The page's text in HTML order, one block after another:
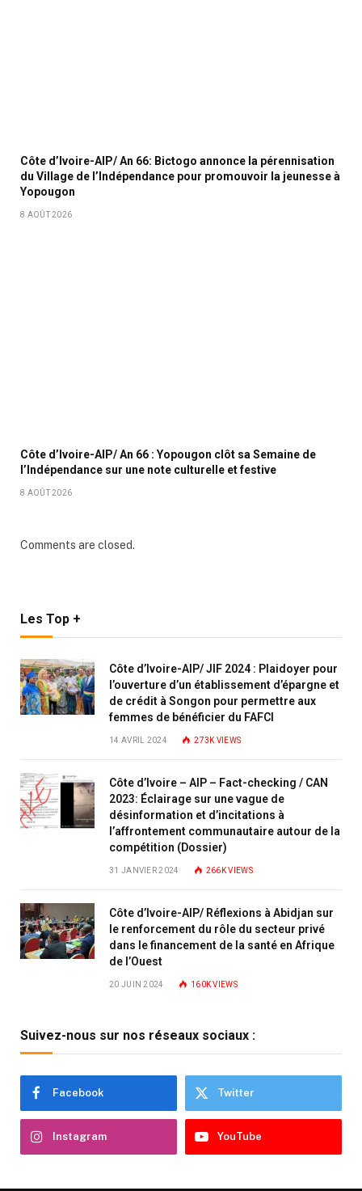
Côte d’Ivoire-AIP/ An 66: Bictogo annonce la pérennisation
du Village de l’Indépendance pour promouvoir la jeunesse à
Yopougon
8 AOÛT 2026
Côte d’Ivoire-AIP/ An 66 : Yopougon clôt sa Semaine de
l’Indépendance sur une note culturelle et festive
8 AOÛT 2026
Comments are closed.
Les Top +
Côte d’Ivoire-AIP/ JIF 2024 : Plaidoyer pour
l’ouverture d’un établissement d’épargne et
de crédit à Songon pour permettre aux
femmes de bénéficier du FAFCI
14 AVRIL 2024 273KVIEWS
Côte d’Ivoire – AIP – Fact-checking / CAN
2023: Éclairage sur une vague de
désinformation et d’incitations à
l’affrontement communautaire autour de la
compétition (Dossier)
31 JANVIER 2024 266KVIEWS
Côte d’Ivoire-AIP/ Réflexions à Abidjan sur
le renforcement du rôle du secteur privé
dans le financement de la santé en Afrique
de l’Ouest
20 JUIN 2024 160KVIEWS
Suivez-nous sur nos réseaux sociaux :
Facebook Twitter
Instagram YouTube